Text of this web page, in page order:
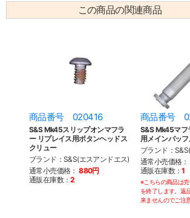
この商品の関連商品
商品番号 020416
S&S Mk45スリップオンマフラ
ー リプレイス用ボタンヘッドス
クリュー
ブランド：S&S(エスアンドエス)
通常小売価格： 880円
通販在庫数：2
商品番号
S&S Mk45マフ
用メインバッ
ブランド：
通常小売価格：
通販在庫数：1
※こちらの商品は
を終了します。返
来ませんのでご注